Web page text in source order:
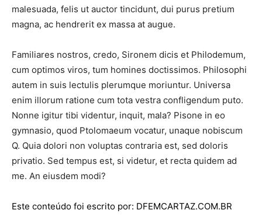
malesuada, felis ut auctor tincidunt, dui purus pretium
magna, ac hendrerit ex massa at augue.
Familiares nostros, credo, Sironem dicis et Philodemum,
cum optimos viros, tum homines doctissimos. Philosophi
autem in suis lectulis plerumque moriuntur. Universa
enim illorum ratione cum tota vestra confligendum puto.
Nonne igitur tibi videntur, inquit, mala? Pisone in eo
gymnasio, quod Ptolomaeum vocatur, unaque nobiscum
Q. Quia dolori non voluptas contraria est, sed doloris
privatio. Sed tempus est, si videtur, et recta quidem ad
me. An eiusdem modi?
Este conteúdo foi escrito por: DFEMCARTAZ.COM.BR